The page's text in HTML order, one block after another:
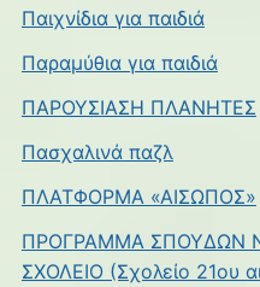
Παιχνίδια για παιδιά
Παραμύθια για παιδιά
ΠΑΡΟΥΣΙΑΣΗ ΠΛΑΝΗΤΕΣ
Πασχαλινά παζλ
ΠΛΑΤΦΟΡΜΑ «ΑΙΣΩΠΟΣ»
ΠΡΟΓΡΑΜΜΑ ΣΠΟΥΔΩΝ
ΣΧΟΛΕΙΟ (Σχολείο 21ου